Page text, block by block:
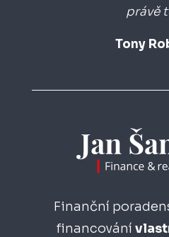
právě
Tony
Finanční
financování